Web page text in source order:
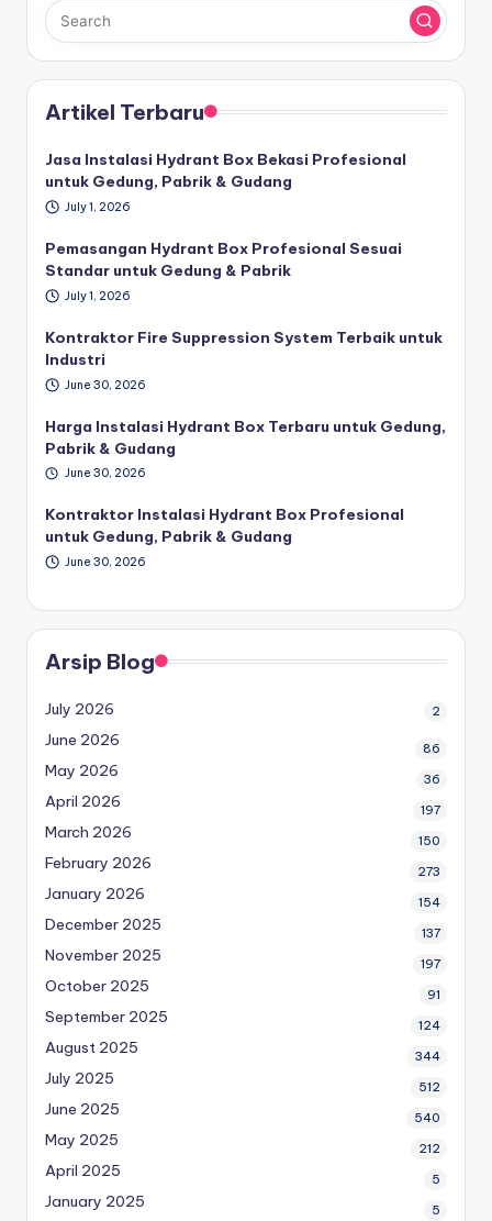
Artikel Terbaru
Jasa Instalasi Hydrant Box Bekasi Profesional
untuk Gedung, Pabrik & Gudang
July 1, 2026
Pemasangan Hydrant Box Profesional Sesuai
Standar untuk Gedung & Pabrik
July 1, 2026
Kontraktor Fire Suppression System Terbaik untuk
Industri
June 30, 2026
Harga Instalasi Hydrant Box Terbaru untuk Gedung,
Pabrik & Gudang
June 30, 2026
Kontraktor Instalasi Hydrant Box Profesional
untuk Gedung, Pabrik & Gudang
June 30, 2026
Arsip Blog
July 2026 2
June 2026 86
May 2026 36
April 2026 197
March 2026 150
February 2026 273
January 2026 154
December 2025 137
November 2025 197
October 2025 91
September 2025 124
August 2025 344
July 2025 512
June 2025 540
May 2025 212
April 2025 5
January 2025 5